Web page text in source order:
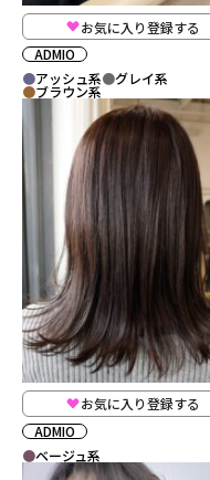
お気に入り登録する
ADMIO
アッシュ系
グレイ系
ブラウン系
お気に入り登録する
ADMIO
ベージュ系